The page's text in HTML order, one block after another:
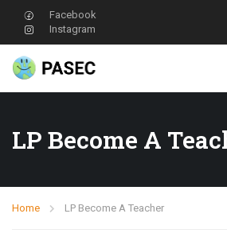
Facebook
Instagram
LP Become A
Home LP Become A Teacher